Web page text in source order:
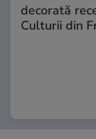
decorată
Culturii din